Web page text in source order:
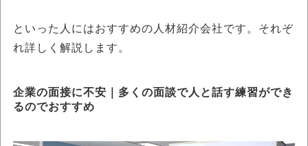
といった人にはおすすめの人材紹介会社です。それぞ
れ詳しく解説します。
企業の面接に不安｜多くの面談で人と話す練習ができ
るのでおすすめ